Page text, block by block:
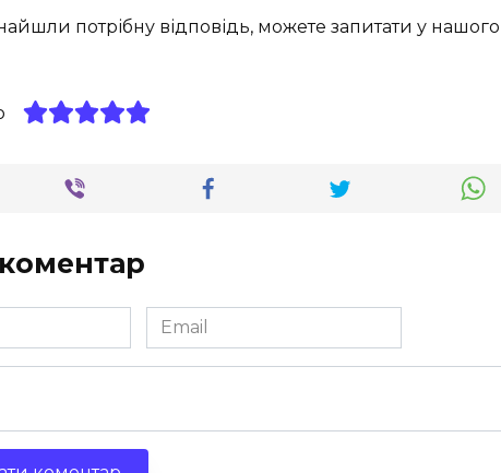
потрібну відповідь, можете запитати у нашого
Email
*